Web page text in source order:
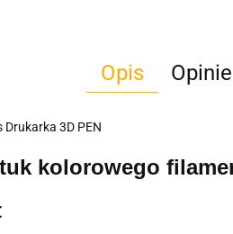
Opis
3D PEN
kolorowego